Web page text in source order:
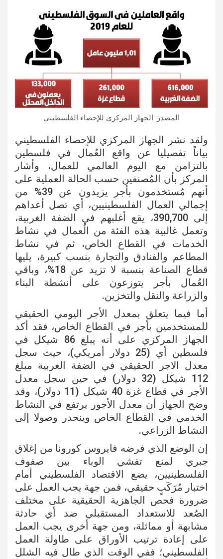
المصدر: الجهاز المركزي للإحصاء الفلسطيني
ولقد نشر الجهاز المركزي للإحصاء الفلسطيني
بياناً تفصيليا عن واقع العُمال في فلسطين
بالتزامن مع اليوم العالمي للعمال، وأشار
المركز بأن المُصنفين حسب الحالة العملية على
أنهم مُستخدمون بأجر يزيدون عن 39% من
إجمالي العمال الفلسطينيين، أي تصل أعداهم
إلى 390,700، يقع أغلبهم في الضفة الغربية،
وتعمل غالبية هذه الفئة من الُعمال في نشاط
الخدمات في القطاع الخاص، ثم في نشاط
المطاعم والفنادق والتجارة بنسب كبيرة، يليها
قطاع الصناعة بنسبة لا تزيد عن 18%، وباقي
العُمال بأجر يتوزعون على أنشطة البناء
والزراعة والنقل والتخزين.
أما فيما يتعلق بمعدل الأجر اليومي الحقيقي
للمستخدمين بأجر في القطاع الخاص، فقد أكد
الجهاز المركزي على أنه يبلغ 86 شيكل في
فلسطين أي (25 دولار أمريكي)، حيث سجل
معدل الاجر الحقيقي في الضفة الغربية مبلغ
112 شيكل (32 دولار) في حين سجل معدل
الأجر في قطاع غزة 40 شيكل (11 دولار)، وقد
وضح الجهاز أن معدل الأجور يرتفع في النشاط
الخدمي في القطاع الخاص وينحدر وصولا إلى
النشاط الزراعي.
إن الوضع الذي فرضه فايروس كورونا من إغلاق
جبري لمنع تفشي الوباء بين صفوف
الفلسطينيين، يضع الاقتصاد الفلسطيني أمام
اختبار مُرَكَبٍ حقيقي، فمن جهة يجب العمل على
ضرورة فحص الجاهزية الحقيقية على مختلف
الصُعد للاستعداد المستقبلي ضد أي حادثة
مشابهة أو مماثلة، ومن جهة أخرى يجب العمل
على إعادة ترتيب الأوراق على طاولة العمل
الفلسطيني؛ ففي الوقت الذي طال فيه الشلل